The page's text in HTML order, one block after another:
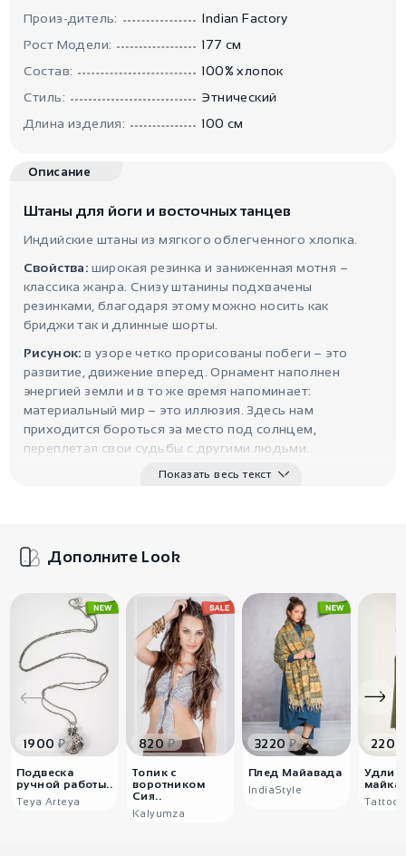
Произ-дитель:
Indian Factory
Рост Модели:
177 см
Состав:
100% хлопок
Стиль:
Этнический
Длина изделия:
100 см
Описание
Штаны для йоги и восточных танцев
Индийские штаны из мягкого облегченного хлопка.
Свойства: широкая резинка и заниженная мотня –
классика жанра. Снизу штанины подхвачены
резинками, благодаря этому можно носить как
бриджи так и длинные шорты.
Рисунок:в узоре четко прорисованы побеги – это
развитие, движение вперед. Орнамент наполнен
энергией земли и в то же время напоминает:
материальный мир – это иллюзия. Здесь нам
приходится бороться за место под солнцем,
переплетая свои судьбы с другими людьми.
Показать весь текст
Дополните Look
1900 ₽
Подвеска
ручной работы..
Teya Arteya
820₽
Топик с
воротником
Сия..
Kalyumza
3220 ₽
Плед Майавада
IndiaStyle
2200
майка